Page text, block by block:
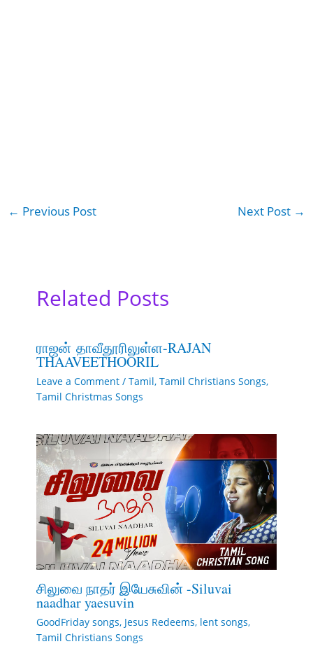
← Previous Post Next Post →
Related Posts
ராஜன் தாவீதூரிலுள்ள-RAJAN
THAAVEETHOORIL
Leave a Comment / Tamil, Tamil Christians Songs,
Tamil Christmas Songs
சிலுவை நாதர் இயேசுவின் -Siluvai
naadhar yaesuvin
GoodFriday songs, Jesus Redeems, lent songs,
Tamil Christians Songs